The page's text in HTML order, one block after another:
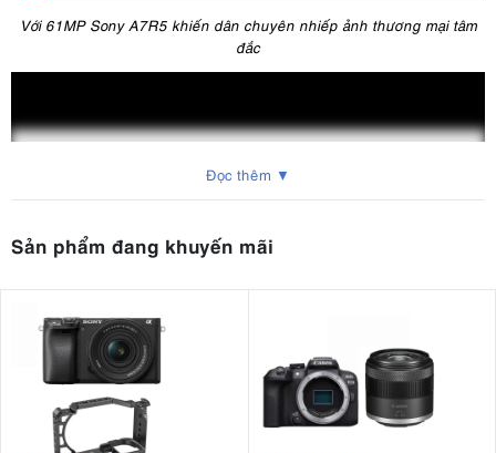
Với 61MP Sony A7R5 khiến dân chuyên nhiếp ảnh thương mại tâm
đắc
Đọc thêm ▼
Sản phẩm đang khuyến mãi